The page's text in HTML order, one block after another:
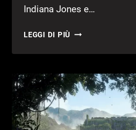
Indiana Jones e…
LEGGI DI PIÙ QUAKE,
CAPITOLO
LAVORAZIONE?